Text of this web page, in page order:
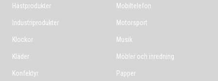
Hästprodukter
Industriprodukter
Klockor
Kläder
Konfektyr
Mobiltelefon
Motorsport
Musik
Möbler och inredning
Papper